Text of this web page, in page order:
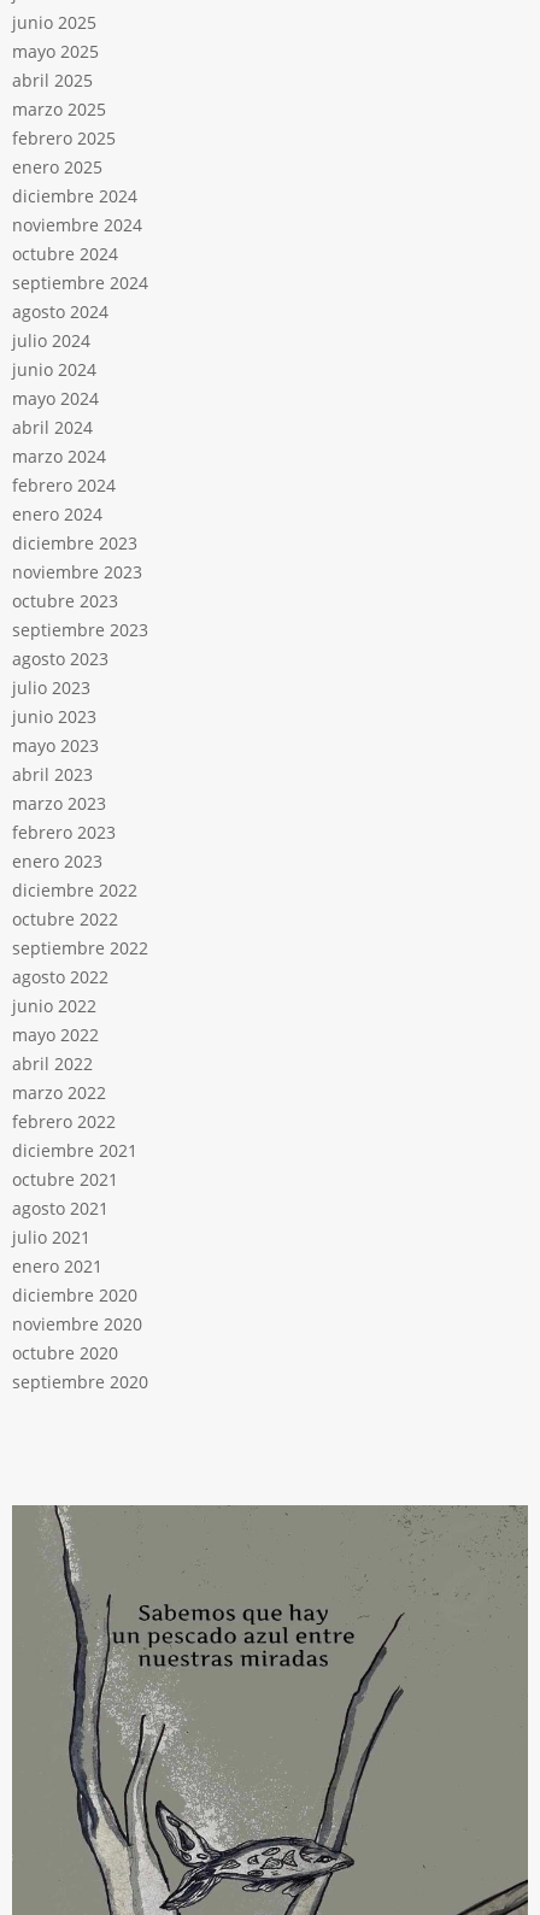
junio 2025
mayo 2025
abril 2025
marzo 2025
febrero 2025
enero 2025
diciembre 2024
noviembre 2024
octubre 2024
septiembre 2024
agosto 2024
julio 2024
junio 2024
mayo 2024
abril 2024
marzo 2024
febrero 2024
enero 2024
diciembre 2023
noviembre 2023
octubre 2023
septiembre 2023
agosto 2023
julio 2023
junio 2023
mayo 2023
abril 2023
marzo 2023
febrero 2023
enero 2023
diciembre 2022
octubre 2022
septiembre 2022
agosto 2022
junio 2022
mayo 2022
abril 2022
marzo 2022
febrero 2022
diciembre 2021
octubre 2021
agosto 2021
julio 2021
enero 2021
diciembre 2020
noviembre 2020
octubre 2020
septiembre 2020